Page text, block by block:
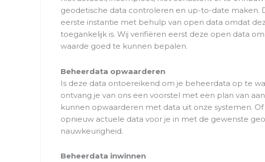
geodetische data controleren en up-to-date maken.
eerste instantie met behulp van open data omdat
toegankelijk is. Wij verifiëren eerst deze open data
waarde goed te kunnen bepalen.
Beheerdata opwaarderen
Is deze data ontoereikend om je beheerdata op te
ontvang je van ons een voorstel met een plan van
kunnen opwaarderen met data uit onze systemen.
opnieuw actuele data voor je in met de gewenste
nauwkeurigheid.
Beheerdata inwinnen